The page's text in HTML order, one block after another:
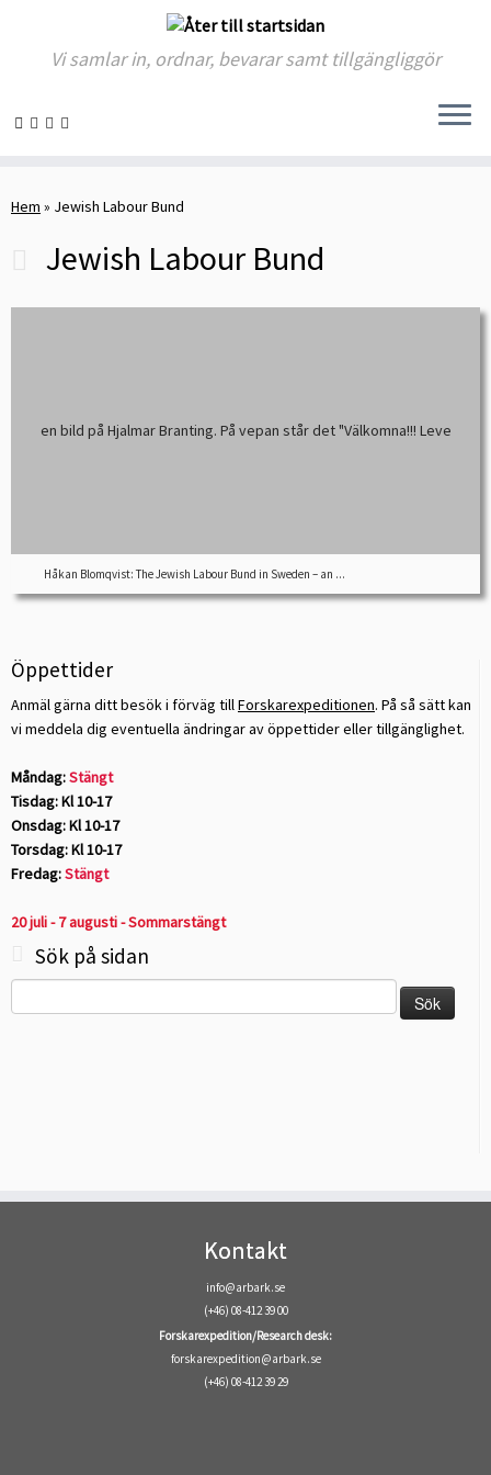
to
Vi samlar in, ordnar, bevarar samt tillgängliggör
Hem » Jewish Labour Bund
Jewish Labour Bund
Håkan Blomqvist: The Jewish Labour Bund in Sweden – an ...
Öppettider
Anmäl gärna ditt besök i förväg tillForskarexpeditionen. På så sätt kan
vi meddela dig eventuella ändringar av öppettider eller tillgänglighet.
Måndag:Stängt
Tisdag: Kl 10-17
Onsdag: Kl 10-17
Torsdag: Kl 10-17
Fredag:Stängt
20 juli - 7 augusti - Sommarstängt
Sök på sidan
efter:
Kontakt
info@arbark.se
(+46) 08-412 39 00
Forskarexpedition/Research desk:
forskarexpedition@arbark.se
(+46) 08-412 39 29